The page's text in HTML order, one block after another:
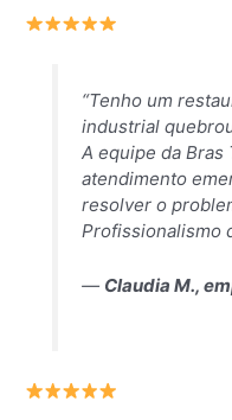
“Tenho um
industrial
A equipe da Bras
atendimento
resolver o
Profissionalismo
— Claudia M.,